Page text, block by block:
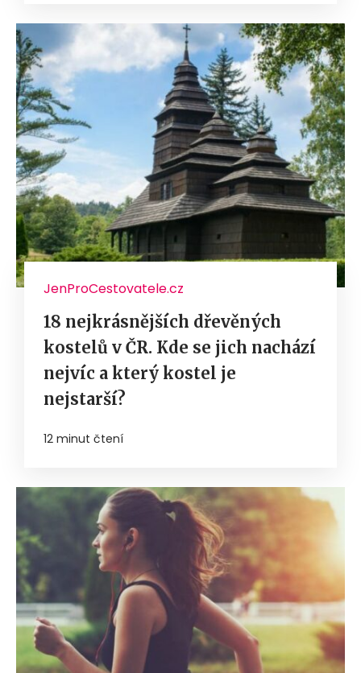
JenProCestovatele.cz
18 nejkrásnějších dřevěných
kostelů v ČR. Kde se jich nachází
nejvíc a který kostel je
nejstarší?
12 minut čtení